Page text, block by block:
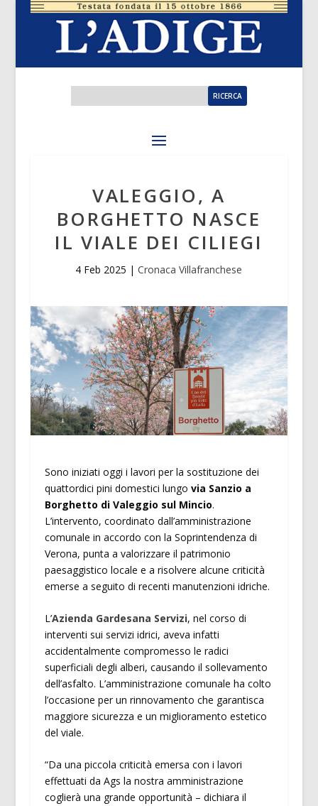
VALEGGIO, A
BORGHETTO NASCE
IL VIALE DEI CILIEGI
4 Feb 2025 |Cronaca Villafranchese
Sono iniziati oggi i lavori per la sostituzione dei
quattordici pini domestici lungo via Sanzio a
Borghetto di Valeggio sul Mincio.
L’intervento, coordinato dall’amministrazione
comunale in accordo con la Soprintendenza di
Verona, punta a valorizzare il patrimonio
paesaggistico locale e a risolvere alcune criticità
emerse a seguito di recenti manutenzioni idriche.
L’Azienda Gardesana Servizi, nel corso di
interventi sui servizi idrici, aveva infatti
accidentalmente compromesso le radici
superficiali degli alberi, causando il sollevamento
dell’asfalto. L’amministrazione comunale ha colto
l’occasione per un rinnovamento che garantisca
maggiore sicurezza e un miglioramento estetico
del viale.
“Da una piccola criticità emersa con i lavori
effettuati da Ags la nostra amministrazione
coglierà una grande opportunità – dichiara il